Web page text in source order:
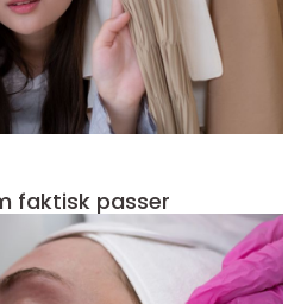
faktisk passer